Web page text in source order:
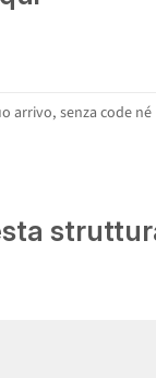
arrivo, senza code né